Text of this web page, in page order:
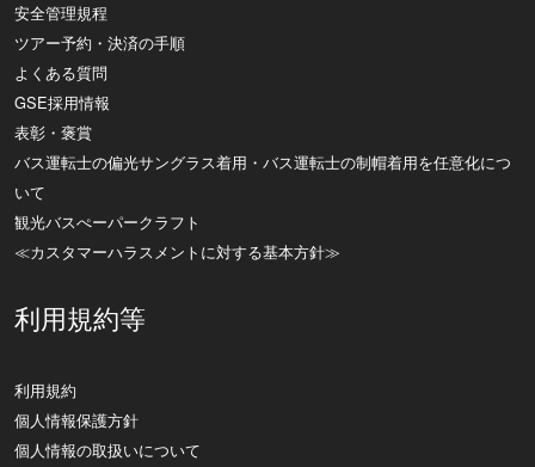
安全管理規程
ツアー予約・決済の手順
よくある質問
GSE採用情報
表彰・褒賞
バス運転士の偏光サングラス着用・バス運転士の制帽着用を任意化につ
いて
観光バスぺーパークラフト
≪カスタマーハラスメントに対する基本方針≫
利用規約等
利用規約
個人情報保護方針
個人情報の取扱いについて